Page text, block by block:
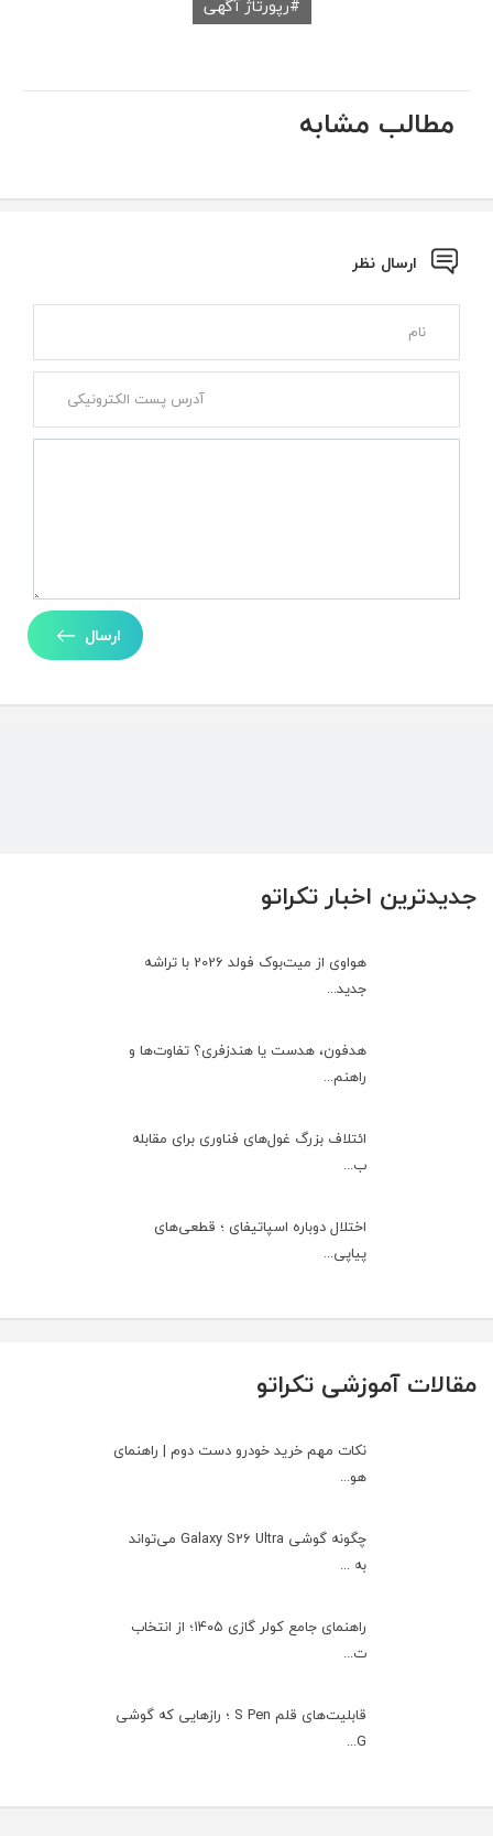
جدیدترین اخبار تکراتو
هواوی از میت‌بوک فولد 2026 با تراشه
جدید...
هدفون، هدست یا هندزفری؟ تفاوت‌ها و
راهنم...
ائتلاف بزرگ غول‌های فناوری برای مقابله
ب...
اختلال دوباره اسپاتیفای ؛ قطعی‌های
پیاپی...
رپورتاژ آگهی
مطالب مشابه
ارسال نظر
ارسال
مقالات آموزشی تکراتو
نکات مهم خرید خودرو دست دوم | راهنمای
هو...
چگونه گوشی Galaxy S26 Ultra می‌تواند
به ...
راهنمای جامع کولر گازی ۱۴۰۵؛ از انتخاب
ت...
قابلیت‌های قلم S Pen ؛ رازهایی که گوشی
G...